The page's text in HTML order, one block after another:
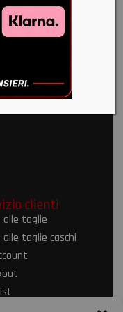
Irpino AV
clienti
alle taglie
alle taglie caschi